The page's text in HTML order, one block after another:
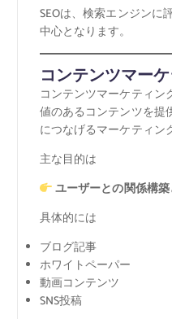
SEOは、検索エンジンに
中心となります。
コンテンツマー
コンテンツマーケティ
値のあるコンテンツを提
につなげるマーケティン
主な目的は
ユーザーとの関係構
具体的には
ブログ記事
ホワイトペーパー
動画コンテンツ
SNS投稿